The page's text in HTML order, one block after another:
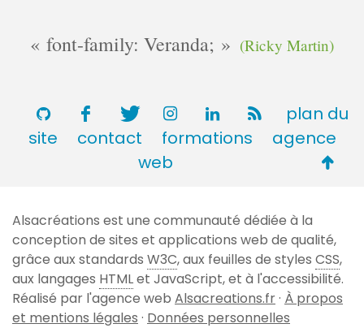
font-family: Veranda; (Ricky Martin)
plan du
site
contact formations
agence
web
de
page
Alsacréations est une communauté dédiée à la
conception de sites et applications web de qualité,
grâce aux standards W3C, aux feuilles de styles CSS,
aux langages HTMLet JavaScript, et à l'accessibilité.
Réalisé par l'agence web Alsacreations.fr· À propos
et mentions légales · Données personnelles